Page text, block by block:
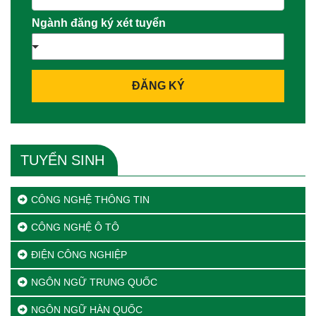
Ngành đăng ký xét tuyển
ĐĂNG KÝ
TUYỂN SINH
CÔNG NGHỆ THÔNG TIN
CÔNG NGHỆ Ô TÔ
ĐIỆN CÔNG NGHIỆP
NGÔN NGỮ TRUNG QUỐC
NGÔN NGỮ HÀN QUỐC